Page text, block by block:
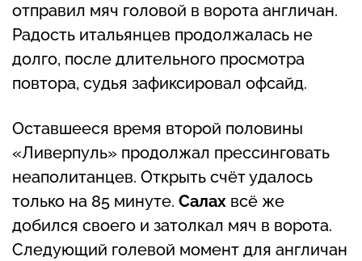
отправил мяч головой в ворота англичан.
Радость итальянцев продолжалась не
долго, после длительного просмотра
повтора, судья зафиксировал офсайд.
Оставшееся время второй половины
«Ливерпуль» продолжал прессинговать
неаполитанцев. Открыть счёт удалось
только на 85 минуте. Салах всё же
добился своего и затолкал мяч в ворота.
Следующий голевой момент для англичан